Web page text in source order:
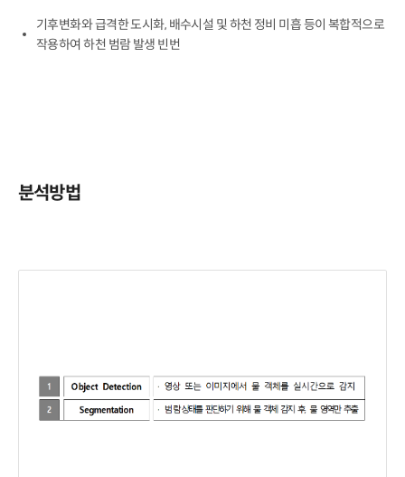
기후변화와 급격한 도시화, 배수시설 및 하천 정비 미흡 등이 복합적으로
작용하여 하천 범람 발생 빈번
분석방법